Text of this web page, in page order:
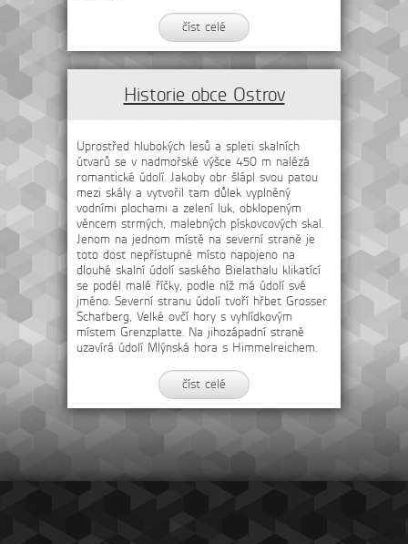
číst celé
Historie obce Ostrov
Uprostřed hlubokých lesů a spleti skalních
útvarů se v nadmořské výšce 450 m nalézá
romantické údolí. Jakoby obr šlápl svou patou
mezi skály a vytvořil tam důlek vyplněný
vodními plochami a zelení luk, obklopeným
věncem strmých, malebných pískovcových skal.
Jenom na jednom místě na severní straně je
toto dost nepřístupné místo napojeno na
dlouhé skalní údolí saského Bielathalu klikatící
se podél malé říčky, podle níž má údolí své
jméno. Severní stranu údolí tvoří hřbet Grosser
Schafberg, Velké ovčí hory s vyhlídkovým
místem Grenzplatte. Na jihozápadní straně
uzavírá údolí Mlýnská hora s Himmelreichem.
číst celé